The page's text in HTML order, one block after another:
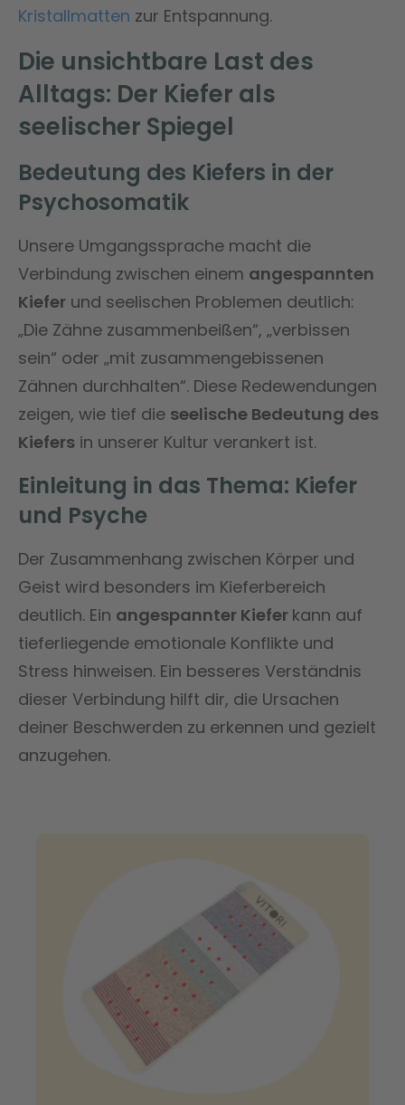
Kristallmatten zur Entspannung.
Die unsichtbare Last des
Alltags: Der Kiefer als
seelischer Spiegel
Bedeutung des Kiefers in der
Psychosomatik
Unsere Umgangssprache macht die
Verbindung zwischen einem angespannten
Kiefer und seelischen Problemen deutlich:
„Die Zähne zusammenbeißen“, „verbissen
sein“ oder „mit zusammengebissenen
Zähnen durchhalten“. Diese Redewendungen
zeigen, wie tief die seelische Bedeutung des
Kiefers in unserer Kultur verankert ist.
Einleitung in das Thema: Kiefer
und Psyche
Der Zusammenhang zwischen Körper und
Geist wird besonders im Kieferbereich
deutlich. Ein angespannter Kiefer kann auf
tieferliegende emotionale Konflikte und
Stress hinweisen. Ein besseres Verständnis
dieser Verbindung hilft dir, die Ursachen
deiner Beschwerden zu erkennen und gezielt
anzugehen.